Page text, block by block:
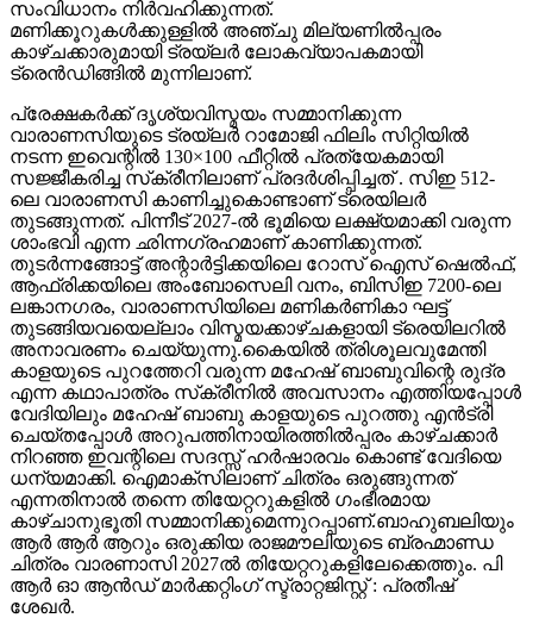
സംവിധാനം നിർവഹിക്കുന്നത്.
മണിക്കൂറുകൾക്കുള്ളിൽ അഞ്ചു മില്യണിൽപ്പരം
കാഴ്ചക്കാരുമായി ട്രയ്ലർ ലോകവ്യാപകമായി
ട്രെൻഡിങ്ങിൽ മുന്നിലാണ്.
പ്രേക്ഷകർക്ക് ദൃശ്യവിസ്മയം സമ്മാനിക്കുന്ന
വാരാണസിയുടെ ട്രയ്ലർ റാമോജി ഫിലിം സിറ്റിയിൽ
നടന്ന ഇവെന്റിൽ 130×100 ഫീറ്റിൽ പ്രത്യേകമായി
സജ്ജീകരിച്ച സ്‌ക്രീനിലാണ് പ്രദർശിപ്പിച്ചത് . സിഇ 512-
ലെ വാരാണസി കാണിച്ചുകൊണ്ടാണ് ട്രെയിലര്‍
തുടങ്ങുന്നത്. പിന്നീട് 2027-ല്‍ ഭൂമിയെ ലക്ഷ്യമാക്കി വരുന്ന
ശാംഭവി എന്ന ഛിന്നഗ്രഹമാണ് കാണിക്കുന്നത്.
തുടര്‍ന്നങ്ങോട്ട് അന്റാര്‍ട്ടിക്കയിലെ റോസ് ഐസ് ഷെല്‍ഫ്,
ആഫ്രിക്കയിലെ അംബോസെലി വനം, ബിസിഇ 7200-ലെ
ലങ്കാനഗരം, വാരാണസിയിലെ മണികര്‍ണികാ ഘട്ട്
തുടങ്ങിയവയെല്ലാം വിസ്മയക്കാഴ്ചകളായി ട്രെയിലറില്‍
അനാവരണം ചെയ്യുന്നു.കൈയില്‍ ത്രിശൂലവുമേന്തി
കാളയുടെ പുറത്തേറി വരുന്ന മഹേഷ് ബാബുവിന്റെ രുദ്ര
എന്ന കഥാപാത്രം സ്‌ക്രീനിൽ അവസാനം എത്തിയപ്പോൾ
വേദിയിലും മഹേഷ് ബാബു കാളയുടെ പുറത്തു എൻട്രി
ചെയ്തപ്പോൾ അറുപത്തിനായിരത്തിൽപ്പരം കാഴ്ചക്കാർ
നിറഞ്ഞ ഇവന്റിലെ സദസ്സ് ഹർഷാരവം കൊണ്ട് വേദിയെ
ധന്യമാക്കി. ഐമാക്‌സിലാണ് ചിത്രം ഒരുങ്ങുന്നത്
എന്നതിനാല്‍ തന്നെ തിയേറ്ററുകളില്‍ ഗംഭീരമായ
കാഴ്ചാനുഭൂതി സമ്മാനിക്കുമെന്നുറപ്പാണ്.ബാഹുബലിയും
ആർ ആർ ആറും ഒരുക്കിയ രാജമൗലിയുടെ ബ്രഹ്മാണ്ഡ
ചിത്രം വാരണാസി 2027ൽ തിയേറ്ററുകളിലേക്കെത്തും. പി
ആർ ഓ ആൻഡ് മാർക്കറ്റിംഗ് സ്ട്രാറ്റജിസ്റ്റ് : പ്രതീഷ്
ശേഖർ.